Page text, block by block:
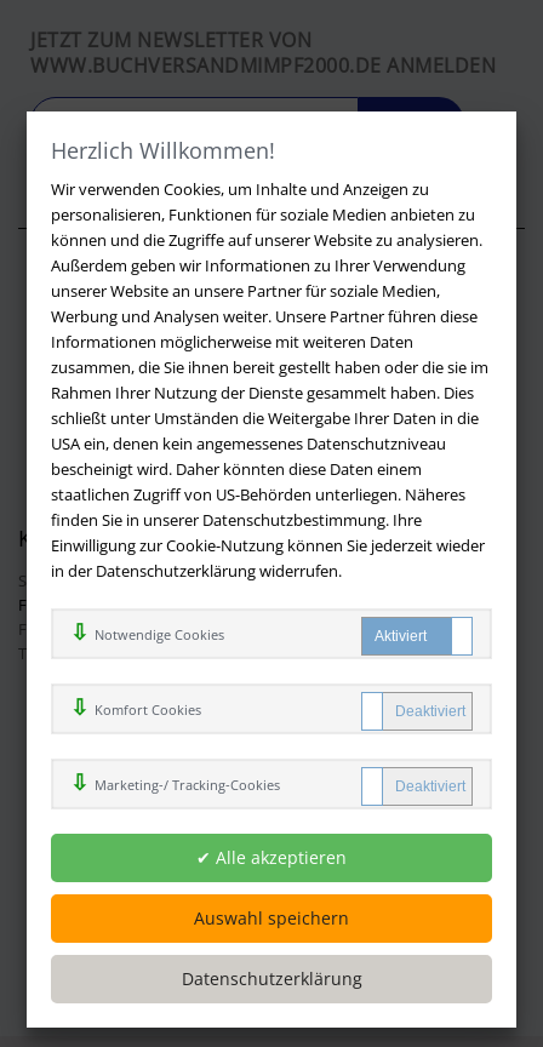
Herzlich Willkommen!
Wir verwenden Cookies, um Inhalte und Anzeigen zu
personalisieren, Funktionen für soziale Medien anbieten zu
können und die Zugriffe auf unserer Website zu analysieren.
Außerdem geben wir Informationen zu Ihrer Verwendung
unserer Website an unsere Partner für soziale Medien,
Werbung und Analysen weiter. Unsere Partner führen diese
Informationen möglicherweise mit weiteren Daten
zusammen, die Sie ihnen bereit gestellt haben oder die sie im
Rahmen Ihrer Nutzung der Dienste gesammelt haben. Dies
schließt unter Umständen die Weitergabe Ihrer Daten in die
USA ein, denen kein angemessenes Datenschutzniveau
bescheinigt wird. Daher könnten diese Daten einem
staatlichen Zugriff von US-Behörden unterliegen. Näheres
finden Sie in unserer Datenschutzbestimmung. Ihre
Einwilligung zur Cookie-Nutzung können Sie jederzeit wieder
in der Datenschutzerklärung widerrufen.
Notwendige Cookies
Komfort Cookies
Marketing-/ Tracking-Cookies
JETZT ZUM NEWSLETTER VON
WWW.BUCHVERSANDMIMPF2000.DE ANMELDEN
Über buchversandmimpf2000.de
Impressum
Versandbedingungen
Widerruf
Batteriehinweis
AGB
Datenschutz
Kontakt
Sie haben Fragen?Hier finden Sie Antworten auf häufig gestellte
Fragen.
Fragen per E-Mail:info@buchversandmimpf2000.de
Telefon: +49 (0)9209 20 23 188
Ihre Vorteile bei uns
Kostenloser Versand innerhalb Deutschlands
Sicherer Online Shop und Zahlung mit SSL-Verschlüsselung
Viele Zahlungsmethoden wie PayPal oder per Vorkasse
Zahlweisen